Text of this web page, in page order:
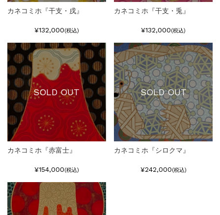
カネコミホ『干支・戌』
¥132,000(税込)
カネコミホ『干支・兎』
¥132,000(税込)
SOLD OUT
カネコミホ『赤富士』
¥154,000(税込)
SOLD OUT
カネコミホ『シロクマ』
¥242,000(税込)